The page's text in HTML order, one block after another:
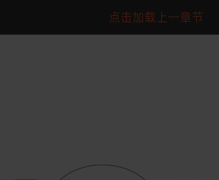
点击加载上一章节